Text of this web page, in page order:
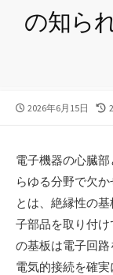
の知ら
公
2026年6月15日
新
電子機器の心臓
らゆる分野で欠か
とは、絶縁性の
子部品を取り付
の基板は電子回
電気的接続を確